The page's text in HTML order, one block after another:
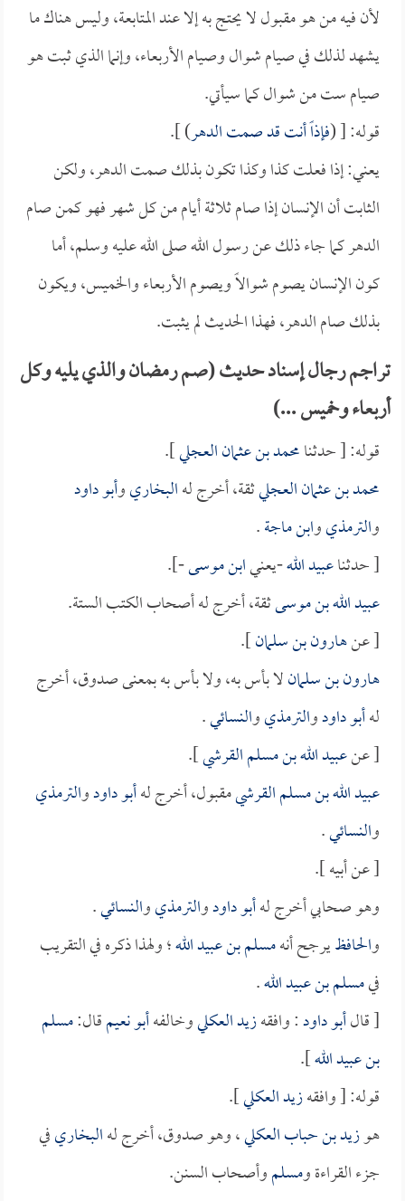
لأن فيه من هو مقبول لا يحتج به إلا عند المتابعة، وليس هناك ما
يشهد لذلك في صيام شوال وصيام الأربعاء، وإنما الذي ثبت هو
صيام ست من شوال كما سيأتي.
قوله: [ (فإذاً أنت قد صمت الدهر) ].
يعني: إذا فعلت كذا وكذا تكون بذلك صمت الدهر، ولكن
الثابت أن الإنسان إذا صام ثلاثة أيام من كل شهر فهو كمن صام
الدهر كما جاء ذلك عن رسول الله صلى الله عليه وسلم، أما
كون الإنسان يصوم شوالاً ويصوم الأربعاء والخميس، ويكون
بذلك صام الدهر، فهذا الحديث لم يثبت.
تراجم رجال إسناد حديث (صم رمضان والذي يليه وكل
أربعاء وخميس ...)
قوله: [ حدثنامحمد بن عثمان العجلي].
محمد بن عثمان العجليثقة، أخرج لهالبخاريوأبو داود
والترمذيوابن ماجة.
[ حدثناعبيد الله-يعنيابن موسى-].
عبيد الله بن موسىثقة، أخرج له أصحاب الكتب الستة.
[ عنهارون بن سلمان].
هارون بن سلمانلا بأس به، ولا بأس به بمعنى صدوق، أخرج
لهأبو داودوالترمذيوالنسائي.
[ عنعبيد الله بن مسلم القرشي].
عبيد الله بن مسلم القرشيمقبول، أخرج لهأبو داودوالترمذي
والنسائي.
[ عن أبيه ].
وهو صحابي أخرج لهأبو داودوالترمذيوالنسائي.
والحافظيرجح أنهمسلم بن عبيد الله؛ ولهذا ذكره في التقريب
فيمسلم بن عبيد الله.
[ قالأبو داود: وافقهزيد العكليوخالفهأبو نعيمقال:مسلم
بن عبيد الله].
قوله: [ وافقهزيد العكلي].
هوزيد بن حباب العكلي، وهو صدوق، أخرج لهالبخاريفي
جزء القراءة ومسلموأصحاب السنن.